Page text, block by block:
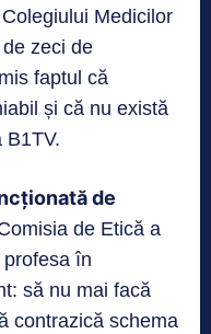
Medicilor
zeci de
faptul că
și că nu există
B1TV.
de
de Etică a
în
să nu mai facă
contrazică schema